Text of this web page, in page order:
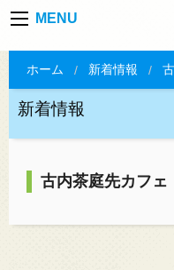
MENU
ホーム 新着情報
新着情報
古内茶庭先カフェ